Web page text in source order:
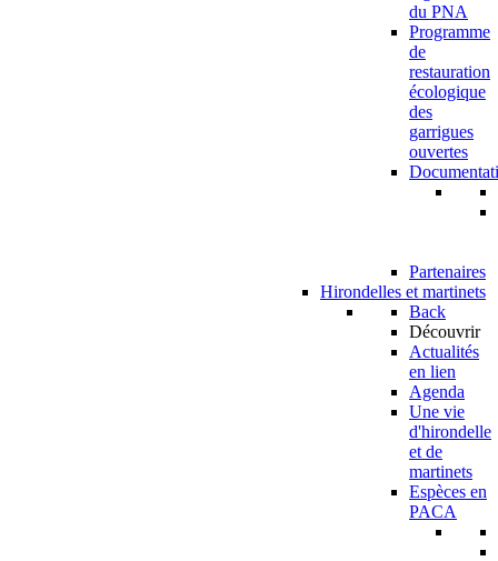
du PNA
Programme
de
restauration
écologique
des
garrigues
ouvertes
Partenaires
Hirondelles et martinets
Back
Découvrir
Actualités
en lien
Agenda
Une vie
d'hirondelle
et de
martinets
Espèces en
PACA